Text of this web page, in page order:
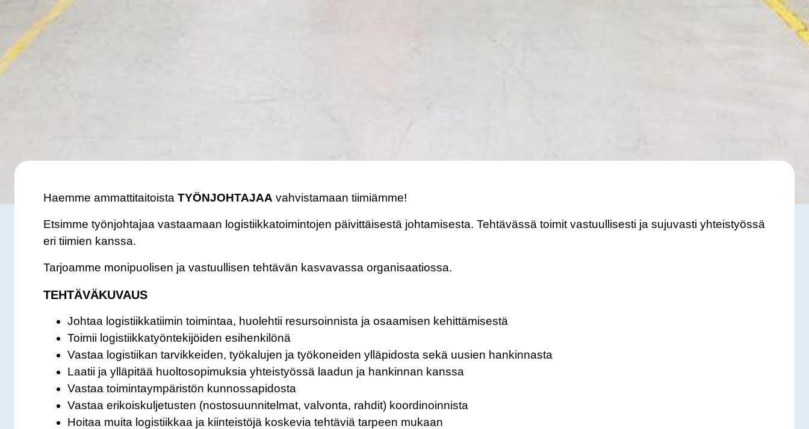
Haemme ammattitaitoista TYÖNJOHTAJAA vahvistamaan tiimiämme!
Etsimme työnjohtajaa vastaamaan logistiikkatoimintojen päivittäisestä johtamisesta. Tehtävässä toimit vastuullisesti ja sujuvasti yhteistyössä
eri tiimien kanssa.
Tarjoamme monipuolisen ja vastuullisen tehtävän kasvavassa organisaatiossa.
TEHTÄVÄKUVAUS
Johtaa logistiikkatiimin toimintaa, huolehtii resursoinnista ja osaamisen kehittämisestä
Toimii logistiikkatyöntekijöiden esihenkilönä
Vastaa logistiikan tarvikkeiden, työkalujen ja työkoneiden ylläpidosta sekä uusien hankinnasta
Laatii ja ylläpitää huoltosopimuksia yhteistyössä laadun ja hankinnan kanssa
Vastaa toimintaympäristön kunnossapidosta
Vastaa erikoiskuljetusten (nostosuunnitelmat, valvonta, rahdit) koordinoinnista
Hoitaa muita logistiikkaa ja kiinteistöjä koskevia tehtäviä tarpeen mukaan